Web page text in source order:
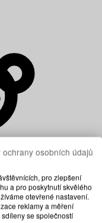
ochrany osobních údajů
pro zlepšení
a pro poskytnutí skvělého
otevřené nastavení.
reklamy a měření
se společností